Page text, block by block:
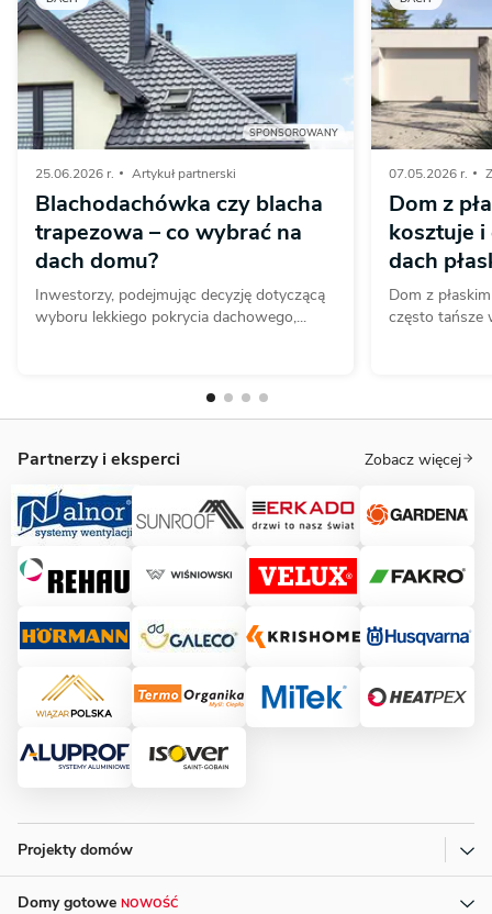
SPONSOROWANY
25.06.2026 r. Artykuł partnerski
Blachodachówka czy blacha
trapezowa – co wybrać na
dach domu?
Inwestorzy, podejmując decyzję dotyczącą
wyboru lekkiego pokrycia dachowego,...
07.05.2026 r.
Dom z
kosztuje
dach
Dom z
często tańsze
Partnerzy i eksperci Zobacz więcej
Projekty domów
Domy gotowe NOWOŚĆ